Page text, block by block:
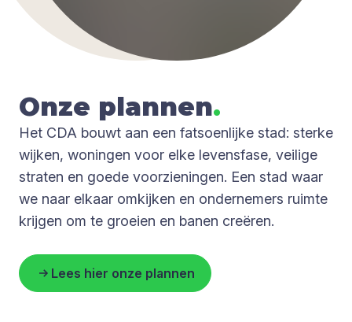
Onze plan­nen.
Het CDA bouwt aan een fatsoenlijke stad: sterke
wijken, woningen voor elke levensfase, veilige
straten en goede voorzieningen. Een stad waar
we naar elkaar omkijken en ondernemers ruimte
krijgen om te groeien en banen creëren.
Lees hier onze plannen